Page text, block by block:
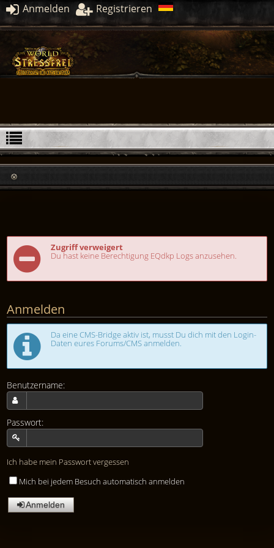
Anmelden Registrieren
Zugriff verweigert
Du hast keine Berechtigung EQdkp Logs anzusehen.
Anmelden
Da eine CMS-Bridge aktiv ist, musst Du dich mit den Login-
Daten eures Forums/CMS anmelden.
Benutzername:
Passwort:
Ich habe mein Passwort vergessen
Mich bei jedem Besuch automatisch anmelden
Anmelden